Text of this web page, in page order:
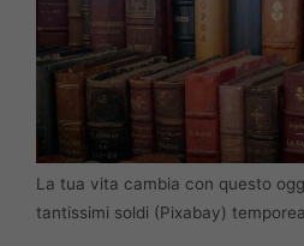
La tua vita cambia con questo
tantissimi soldi (Pixabay)